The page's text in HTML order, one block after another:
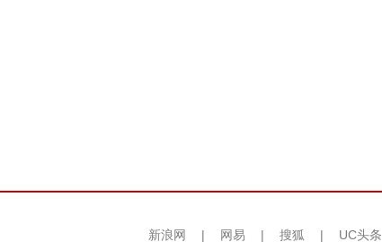
新浪网 | 网易 | 搜狐 | UC头条